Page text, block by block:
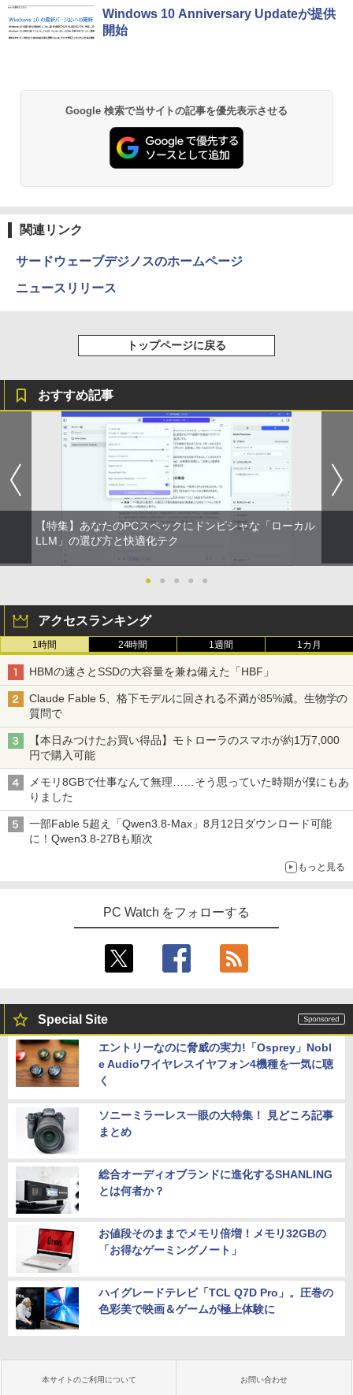
5
レビュー投稿 5年保証｜MS Office 2024
｜中古パソコン 中古ノートパソコン 中古
PC オフィス搭載
バー) ミニPC GMK-G11-16/256-W11Pro
(R2514)
g スピーカー内蔵 Type-C/HDMI 接続 PS
5/Switch/PC/スマホ対応
薬屋のひとりごと 17巻 (デジタル版ビッグガ
ンガンコミックス)
異世界居酒屋「のぶ」(22) (角川コミックス・
￥832
￥572
版ビッグガンガンコミックス)
￥810
Windows 10 Anniversary Updateが提供
開始
Google 検索で当サイトの記事を優先表示させる
関連リンク
サードウェーブデジノスのホームページ
ニュースリリース
トップページに戻る
おすすめ記事
【特集】あなたのPCスペックにドンピシャな「ローカル
LLM」の選び方と快適化テク
● ● ● ● ●
アクセスランキング
1時間 24時間 1週間 1カ月
HBMの速さとSSDの大容量を兼ね備えた「HBF」
Claude Fable 5、格下モデルに回される不満が85%減。生物学の
質問で
【本日みつけたお買い得品】モトローラのスマホが約1万7,000
円で購入可能
メモリ8GBで仕事なんて無理……そう思っていた時期が僕にもあ
りました
一部Fable 5超え「Qwen3.8-Max」8月12日ダウンロード可能
に！Qwen3.8-27Bも順次
もっと見る
PC Watch をフォローする
Special Site
エントリーなのに脅威の実力!「Osprey」Nobl
e Audioワイヤレスイヤフォン4機種を一気に聴
く
ソニーミラーレス一眼の大特集！ 見どころ記事
まとめ
総合オーディオブランドに進化するSHANLING
とは何者か？
お値段そのままでメモリ倍増！メモリ32GBの
「お得なゲーミングノート」
ハイグレードテレビ「TCL Q7D Pro」。圧巻の
色彩美で映画＆ゲームが極上体験に
本サイトのご利用について お問い合わせ